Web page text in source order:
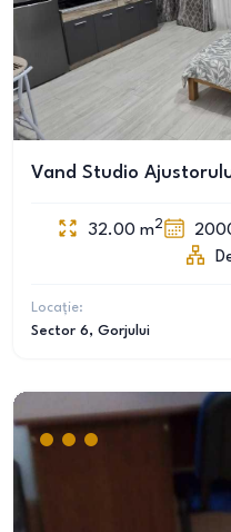
Vand Studio
32.00 m2
Locație:
Sector 6, Gorjului